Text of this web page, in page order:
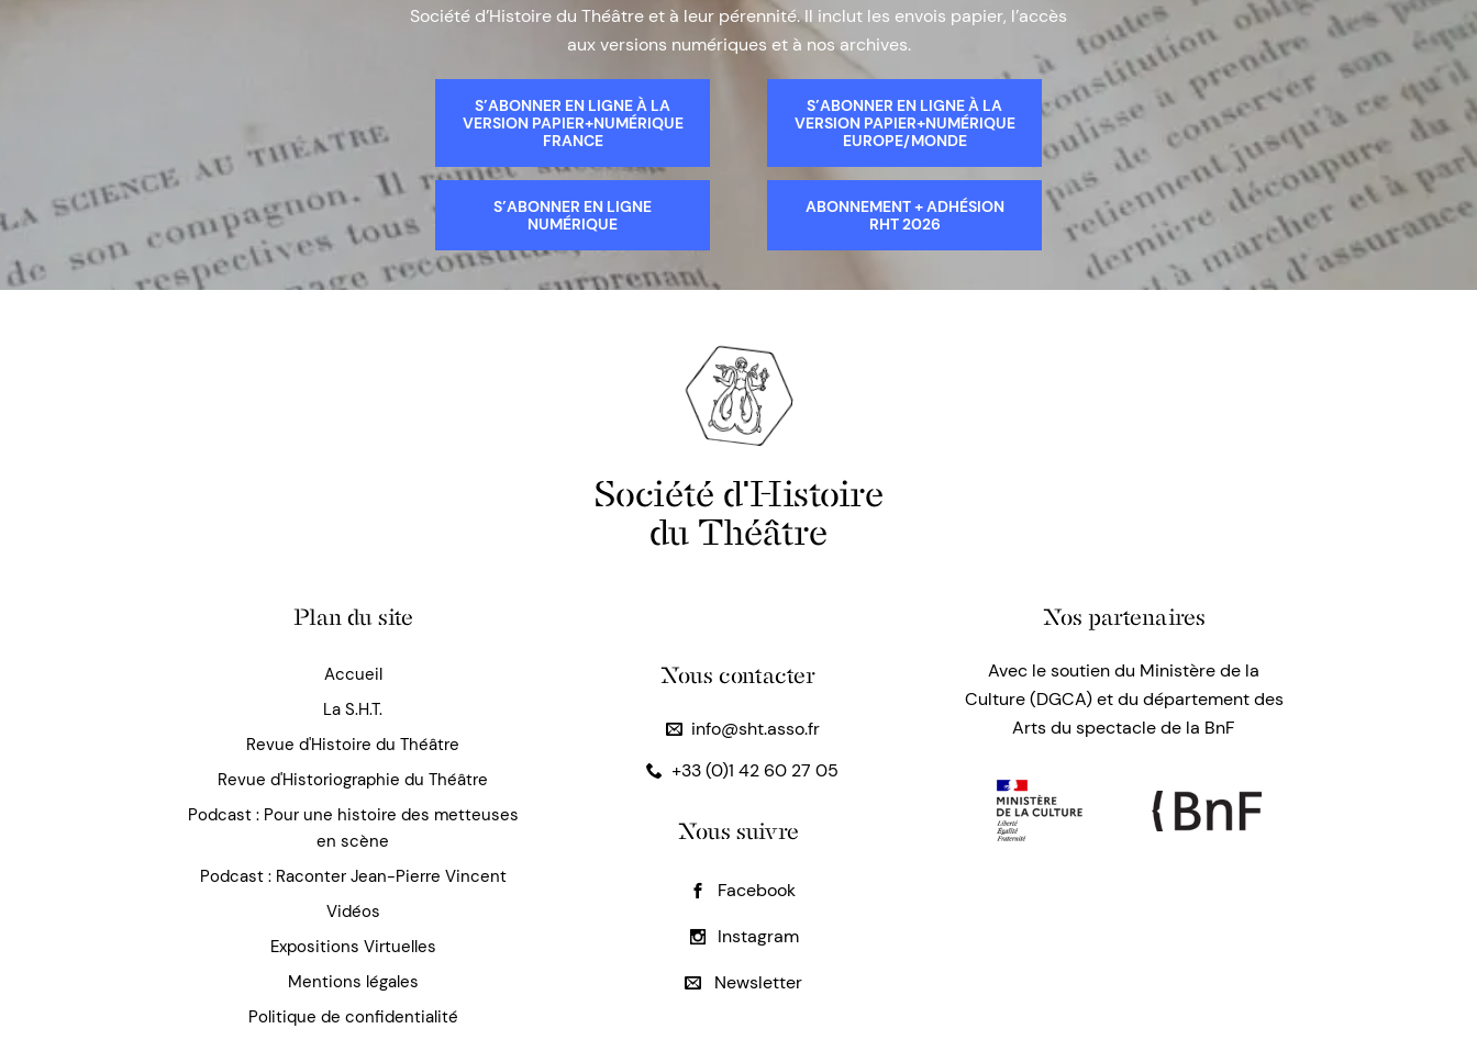
Société d’Histoire du Théâtre et à leur pérennité. Il inclut les envois papier, l’accès
aux versions numériques et à nos archives.
S’ABONNER EN LIGNE À LA
VERSION PAPIER+NUMÉRIQUE
FRANCE
S’ABONNER EN LIGNE À LA
VERSION PAPIER+NUMÉRIQUE
EUROPE/MONDE
S’ABONNER EN LIGNE
NUMÉRIQUE
ABONNEMENT + ADHÉSION
RHT 2026
Société d'Histoire
du Théâtre
Plan du site
Accueil
La S.H.T.
Revue d'Histoire du Théâtre
Revue d'Historiographie du Théâtre
Podcast : Pour une histoire des metteuses
en scène
Podcast : Raconter Jean-Pierre Vincent
Vidéos
Expositions Virtuelles
Mentions légales
Politique de confidentialité
Nous contacter
info@sht.asso.fr
+33 (0)1 42 60 27 05
Nous suivre
Facebook
Instagram
Newsletter
Nos partenaires
Avec le soutien du Ministère de la
Culture (DGCA) et du département des
Arts du spectacle de la BnF